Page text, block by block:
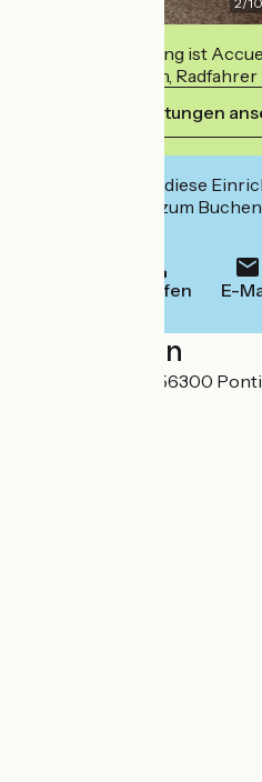
Diese Einrichtung ist
verpflichtet sich,
Ihre Verpflichtungen
Interessiert Sie diese
deren Website zum
Anrufen E-
Localisation
90 rue Nationale 56300